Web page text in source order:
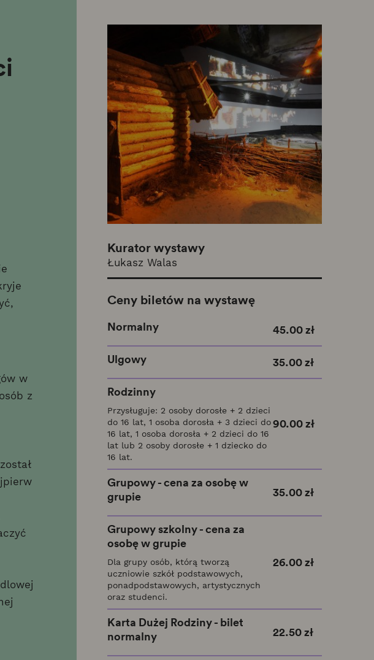
w
z
Kurator wystawy
Łukasz Walas
Ceny biletów na wystawę
Normalny
45.00 zł
Ulgowy
35.00 zł
Rodzinny
Przysługuje: 2 osoby dorosłe + 2 dzieci
do 16 lat, 1 osoba dorosła + 3 dzieci do
16 lat, 1 osoba dorosła + 2 dzieci do 16
lat lub 2 osoby dorosłe + 1 dziecko do
16 lat.
90.00 zł
Grupowy - cena za osobę w
grupie
35.00 zł
Grupowy szkolny - cena za
osobę w grupie
Dla grupy osób, którą tworzą
uczniowie szkół podstawowych,
ponadpodstawowych, artystycznych
oraz studenci.
26.00 zł
Karta Dużej Rodziny - bilet
normalny
22.50 zł